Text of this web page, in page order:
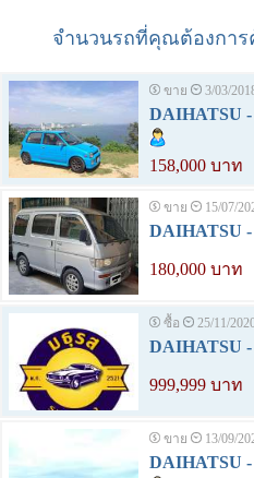
จำนวนรถที่คุณต้องกา
ขาย 3/03/
DAIHATSU
158,000 บาท
ขาย 15/07/
DAIHATSU
180,000 บาท
ซื้อ 25/11/
DAIHATSU -
999,999 บาท
ขาย 13/09/
DAIHATSU